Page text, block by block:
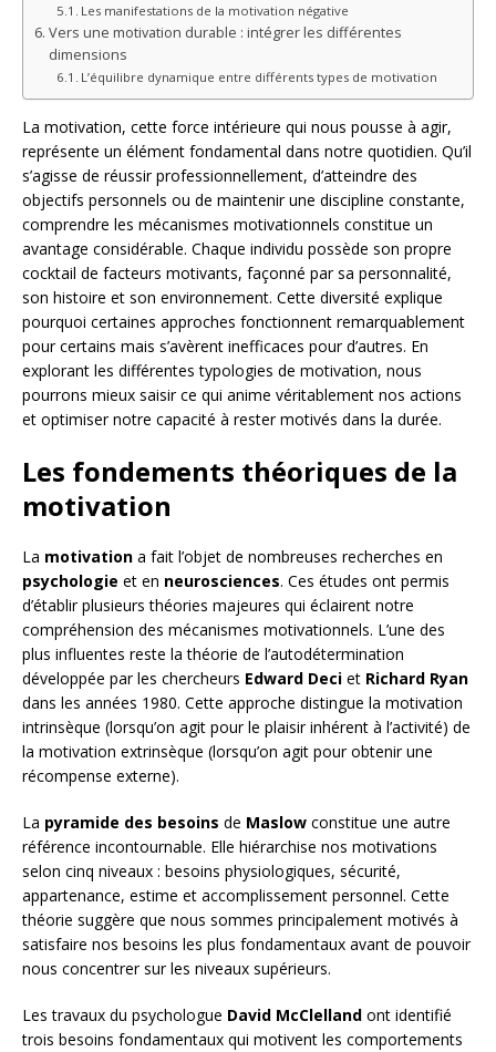
Les manifestations de la motivation négative
Vers une motivation durable : intégrer les différentes
dimensions
L’équilibre dynamique entre différents types de motivation
La motivation, cette force intérieure qui nous pousse à agir,
représente un élément fondamental dans notre quotidien. Qu’il
s’agisse de réussir professionnellement, d’atteindre des
objectifs personnels ou de maintenir une discipline constante,
comprendre les mécanismes motivationnels constitue un
avantage considérable. Chaque individu possède son propre
cocktail de facteurs motivants, façonné par sa personnalité,
son histoire et son environnement. Cette diversité explique
pourquoi certaines approches fonctionnent remarquablement
pour certains mais s’avèrent inefficaces pour d’autres. En
explorant les différentes typologies de motivation, nous
pourrons mieux saisir ce qui anime véritablement nos actions
et optimiser notre capacité à rester motivés dans la durée.
Les fondements théoriques de la
motivation
La motivation a fait l’objet de nombreuses recherches en
psychologie et en neurosciences. Ces études ont permis
d’établir plusieurs théories majeures qui éclairent notre
compréhension des mécanismes motivationnels. L’une des
plus influentes reste la théorie de l’autodétermination
développée par les chercheurs Edward Deci et Richard Ryan
dans les années 1980. Cette approche distingue la motivation
intrinsèque (lorsqu’on agit pour le plaisir inhérent à l’activité) de
la motivation extrinsèque (lorsqu’on agit pour obtenir une
récompense externe).
La pyramide des besoins de Maslow constitue une autre
référence incontournable. Elle hiérarchise nos motivations
selon cinq niveaux : besoins physiologiques, sécurité,
appartenance, estime et accomplissement personnel. Cette
théorie suggère que nous sommes principalement motivés à
satisfaire nos besoins les plus fondamentaux avant de pouvoir
nous concentrer sur les niveaux supérieurs.
Les travaux du psychologue David McClelland ont identifié
trois besoins fondamentaux qui motivent les comportements